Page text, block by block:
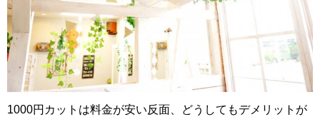
1000円カットは料金が安い反面、どうしてもデメリットが